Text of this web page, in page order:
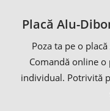
Placă Alu-
Poza ta pe o
Comandă online
individual. Potrivită